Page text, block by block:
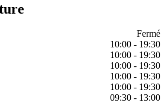
Fermé
10:00 - 19:30
10:00 - 19:30
10:00 - 19:30
10:00 - 19:30
10:00 - 19:30
09:30 - 13:00